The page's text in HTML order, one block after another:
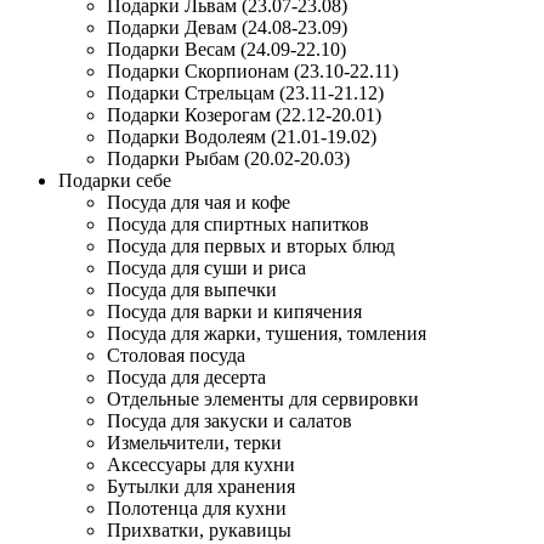
Подарки Львам (23.07-23.08)
Подарки Девам (24.08-23.09)
Подарки Весам (24.09-22.10)
Подарки Скорпионам (23.10-22.11)
Подарки Стрельцам (23.11-21.12)
Подарки Козерогам (22.12-20.01)
Подарки Водолеям (21.01-19.02)
Подарки Рыбам (20.02-20.03)
Подарки себе
Посуда для чая и кофе
Посуда для спиртных напитков
Посуда для первых и вторых блюд
Посуда для суши и риса
Посуда для выпечки
Посуда для варки и кипячения
Посуда для жарки, тушения, томления
Столовая посуда
Посуда для десерта
Отдельные элементы для сервировки
Посуда для закуски и салатов
Измельчители, терки
Аксессуары для кухни
Бутылки для хранения
Полотенца для кухни
Прихватки, рукавицы